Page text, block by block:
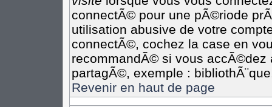
connectÃ© pour une pÃ©riode
utilisation abusive de votre
connectÃ©, cochez la case en
recommandÃ© si vous accÃ©dez
partagÃ©, exemple :
Revenir en haut de page